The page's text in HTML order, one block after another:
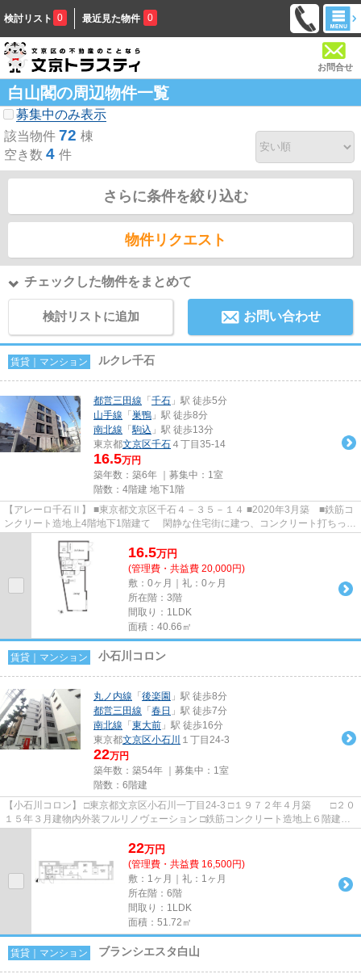
検討リスト 0 最近見た物件 0
お問合せ
白山閣の周辺物件一覧
募集中のみ表示
該当物件 72 棟
空き数 4 件
さらに条件を絞り込む
物件リクエスト
チェックした物件をまとめて
検討リストに追加 お問い合わせ
賃貸｜マンション ルクレ千石
都営三田線 「 千石 」駅 徒歩5分
山手線 「 巣鴨 」駅 徒歩8分
南北線 「駒込 」駅 徒歩13分
東京都文京区千石 ４丁目35-14
16.5万円
築年数：築6年 ｜募集中： 1室
階数：4階建 地下1階
【アレーロ千石Ⅱ】 ■東京都文京区千石４－３５－１４ ■2020年3月築 ■鉄筋コ
ンクリート造地上4階地下1階建て 閑静な住宅街に建つ、コンクリート打ちっぱ
16.5万円
(管理費・共益費 20,000円)
敷：0ヶ月｜礼：0ヶ月
所在階：3階
間取り：1LDK
面積：40.66㎡
賃貸｜マンション 小石川コロン
丸ノ内線 「 後楽園 」駅 徒歩8分
都営三田線 「 春日 」駅 徒歩7分
南北線 「 東大前 」駅 徒歩16分
東京都文京区小石川 １丁目24-3
22万円
築年数：築54年 ｜募集中： 1室
階数：6階建
【小石川コロン】 □東京都文京区小石川一丁目24-3 □１９７２年４月築 □２０
１５年３月建物内外装フルリノヴェーション □鉄筋コンクリート造地上６階建て
22万円
(管理費・共益費 16,500円)
敷：1ヶ月｜礼：1ヶ月
所在階：6階
間取り：1LDK
面積：51.72㎡
賃貸｜マンション ブランシエスタ白山